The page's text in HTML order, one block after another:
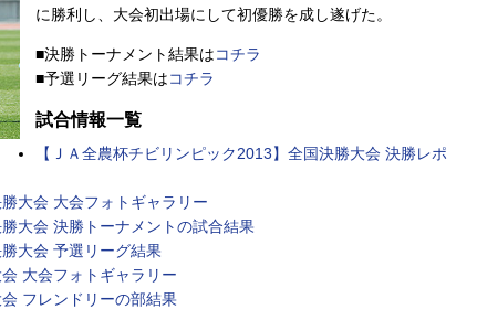
に勝利し、大会初出場にして初優勝を成し遂げた。
■決勝トーナメント結果はコチラ
■予選リーグ結果はコチラ
試合情報一覧
【ＪＡ全農杯チビリンピック2013】全国決勝大会 決勝レポ
大会 大会フォトギャラリー
大会 決勝トーナメントの試合結果
大会 予選リーグ結果
大会フォトギャラリー
フレンドリーの部結果